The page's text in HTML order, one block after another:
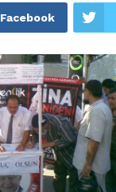
Facebook